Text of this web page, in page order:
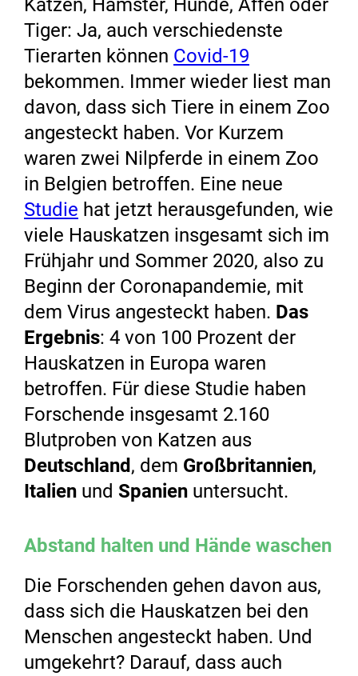
Katzen, Hamster, Hunde, Affen oder
Tiger: Ja, auch verschiedenste
Tierarten können Covid-19
bekommen. Immer wieder liest man
davon, dass sich Tiere in einem Zoo
angesteckt haben. Vor Kurzem
waren zwei Nilpferde in einem Zoo
in Belgien betroffen. Eine neue
Studie hat jetzt herausgefunden, wie
viele Hauskatzen insgesamt sich im
Frühjahr und Sommer 2020, also zu
Beginn der Coronapandemie, mit
dem Virus angesteckt haben. Das
Ergebnis: 4 von 100 Prozent der
Hauskatzen in Europa waren
betroffen. Für diese Studie haben
Forschende insgesamt 2.160
Blutproben von Katzen aus
Deutschland , dem Großbritannien,
Italien und Spanien untersucht.
Abstand halten und Hände waschen
Die Forschenden gehen davon aus,
dass sich die Hauskatzen bei den
Menschen angesteckt haben. Und
umgekehrt? Darauf, dass auch